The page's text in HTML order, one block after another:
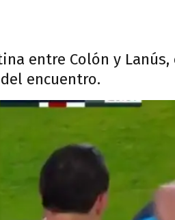
entre Colón y
encuentro.